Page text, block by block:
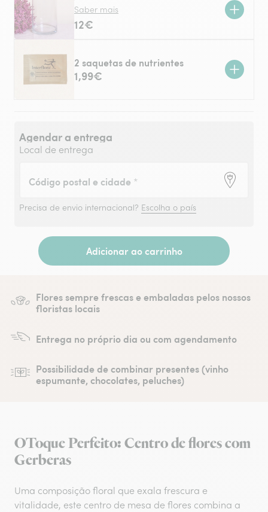
Saber mais
12€
2 saquetas de nutrientes
1,99€
Agendar a entrega
Local de entrega
Código postal e cidade *
Precisa de envio internacional? Escolha o país
Adicionar ao carrinho
Flores sempre frescas e embaladas pelos nossos
floristas locais
Entrega no próprio dia ou com agendamento
Possibilidade de combinar presentes (vinho
espumante, chocolates, peluches)
OToque Perfeito: Centro de flores com
Gerberas
Uma composição floral que exala frescura e
vitalidade, este centro de mesa de flores combina a